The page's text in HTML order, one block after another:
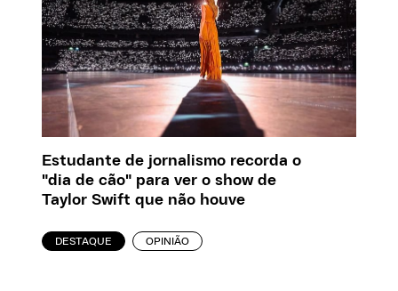
Estudante de jornalismo recorda o
"dia de cão" para ver o show de
Taylor Swift que não houve
DESTAQUE OPINIÃO